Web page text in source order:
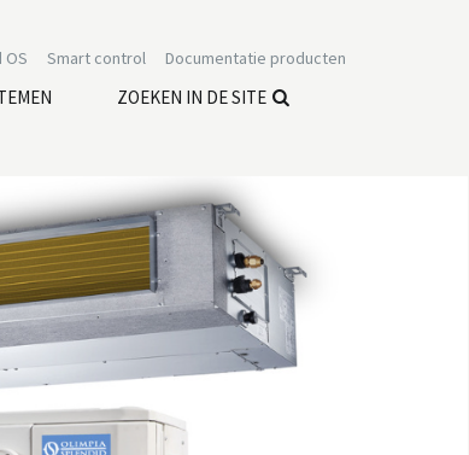
Documentatie producten
Smart control
OS
ZOEKEN IN DE SITE